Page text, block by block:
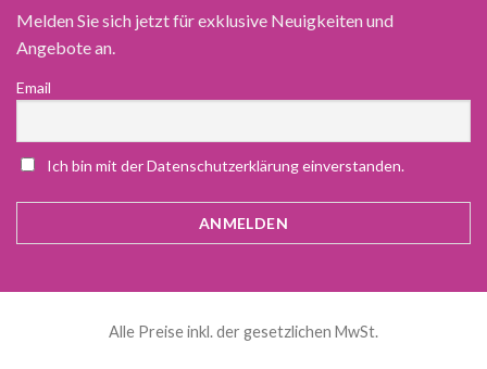
Melden Sie sich jetzt für exklusive Neuigkeiten und
Angebote an.
Email
Ich bin mit der Datenschutzerklärung einverstanden.
Alle Preise inkl. der gesetzlichen MwSt.